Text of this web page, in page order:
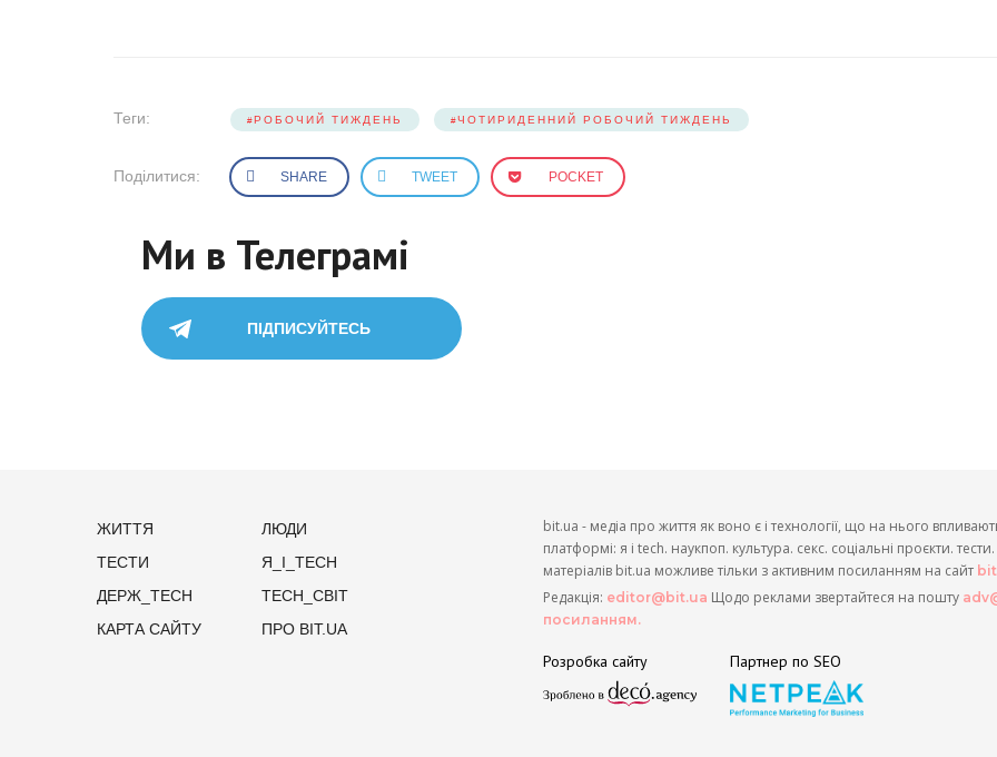
Теги: РОБОЧИЙ ТИЖДЕНЬ ЧОТИРИДЕННИЙ РОБОЧИЙ ТИЖДЕНЬ
Поділитися: SHARE TWEET POCKET
Ми в Телеграмі
ПІДПИСУЙТЕСЬ
ЖИТТЯ
ЛЮДИ
ТЕСТИ
Я_І_TECH
ДЕРЖ_TECH
TECH_СВІТ
КАРТА САЙТУ
ПРО BIT.UA
bit.ua - медіа про життя як воно є і технології, що на нього
платформі: я і tech. наукпоп. культура. секс. соціальні проєкти.
матеріалів bit.ua можливе тільки з активним посиланням на сайт
Редакція: editor@bit.ua Щодо реклами звертайтеся на пошту
посиланням.
Розробка сайту Партнер по SEO